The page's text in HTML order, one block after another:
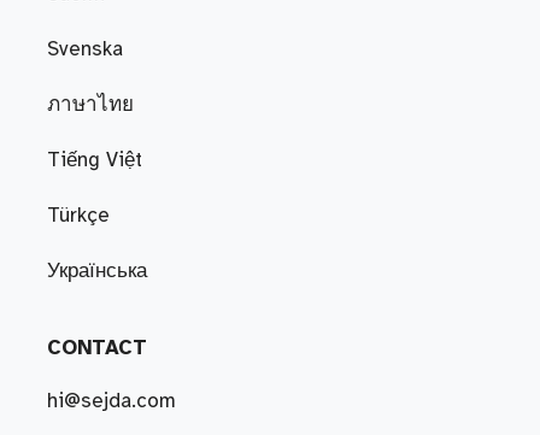
Svenska
ภาษาไทย
Tiếng Việt
Türkçe
Українська
CONTACT
hi@sejda.com